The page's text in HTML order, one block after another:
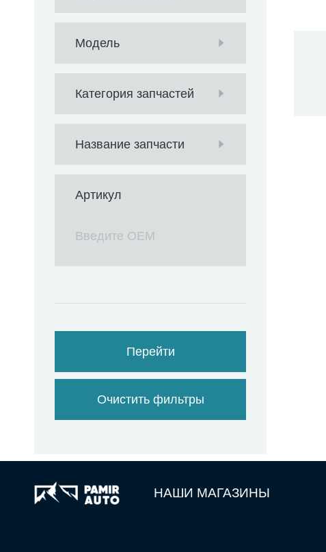
Модель
Категория запчастей
Название запчасти
Артикул
Перейти
Очистить фильтры
НАШИ МАГАЗИНЫ